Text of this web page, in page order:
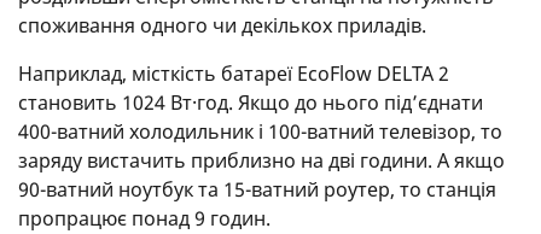
споживання одного чи декількох приладів.
Наприклад, місткість батареї EcoFlow DELTA 2
становить 1024 Вт·год. Якщо до нього під’єднати
400-ватний холодильник і 100-ватний телевізор, то
заряду вистачить приблизно на дві години. А якщо
90-ватний ноутбук та 15-ватний роутер, то станція
пропрацює понад 9 годин.